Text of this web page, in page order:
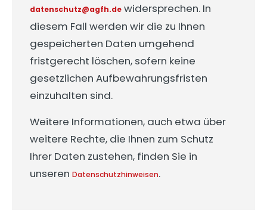
datenschutz@agfh.de widersprechen. In
diesem Fall werden wir die zu Ihnen
gespeicherten Daten umgehend
fristgerecht löschen, sofern keine
gesetzlichen Aufbewahrungsfristen
einzuhalten sind.
Weitere Informationen, auch etwa über
weitere Rechte, die Ihnen zum Schutz
Ihrer Daten zustehen, finden Sie in
unseren Datenschutzhinweisen.